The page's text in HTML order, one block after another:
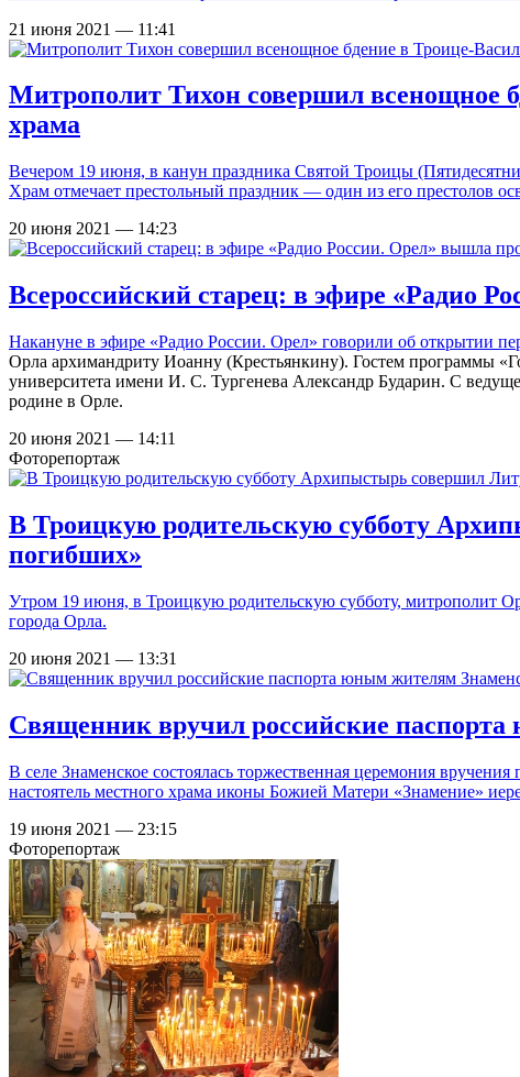
21 июня 2021 — 11:41
Митрополит Тихон совершил всенощное
храма
Вечером 19 июня, в канун праздника Святой Троицы
Храм отмечает престольный праздник — один из его престолов
20 июня 2021 — 14:23
Всероссийский старец: в эфире «Радио
Накануне в эфире «Радио России. Орел» говорили об открытии
Орла архимандриту Иоанну (Крестьянкину). Гостем программы
университета имени И. С. Тургенева Александр Бударин. С
родине в Орле.
20 июня 2021 — 14:11
Фоторепортаж
В Троицкую родительскую субботу
погибших»
Утром 19 июня, в Троицкую родительскую субботу, митрополит
города Орла.
20 июня 2021 — 13:31
Священник вручил российские
В селе Знаменское состоялась торжественная церемония
настоятель местного храма иконы Божией Матери «Знамение»
19 июня 2021 — 23:15
Фоторепортаж